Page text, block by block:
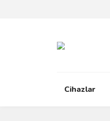
Cihazlar